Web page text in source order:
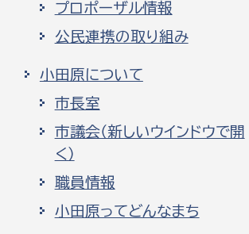
議会局
プロポーザル情報
公民連携の取り組み
小田原について
市長室
市議会（新しいウインドウで開
く）
職員情報
小田原ってどんなまち